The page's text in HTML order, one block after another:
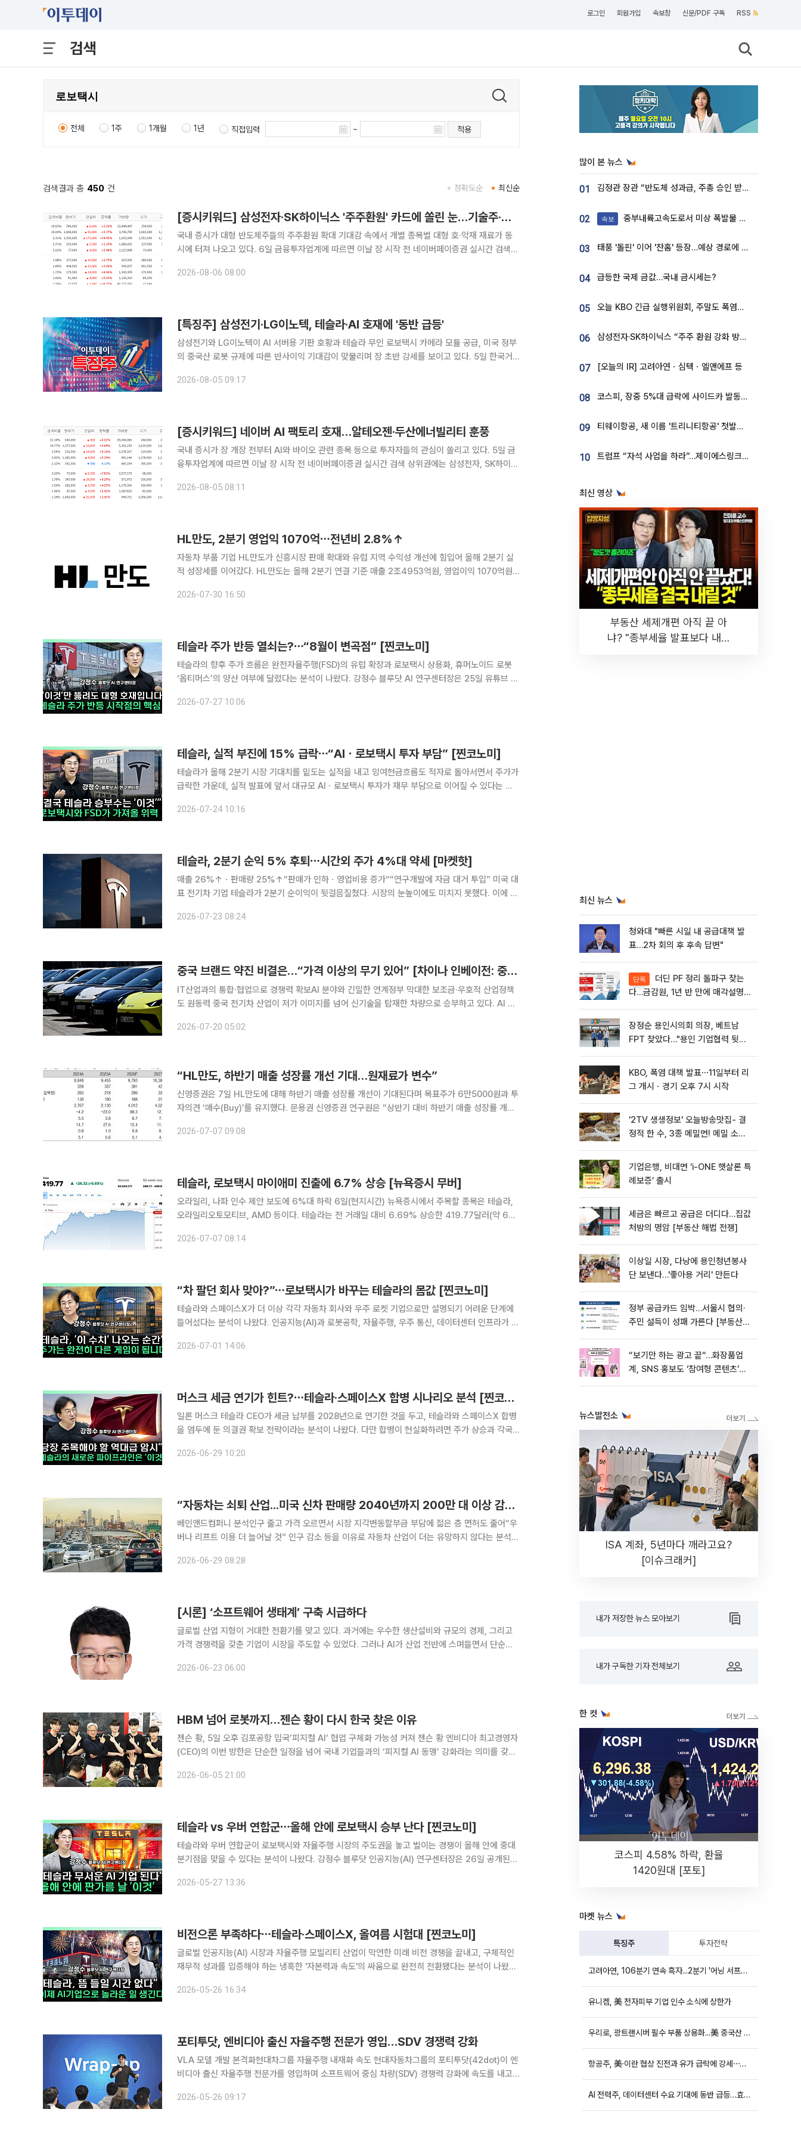
로그인 회원가입 속보창 신문/PDF 구독 RSS
검색
전체 1주 1개월 1년 직접입력 ~ 적용
검색결과 총 450 건 최신순
정확도순
[증시키워드] 삼성전자·SK하이닉스 '주주환원' 카드에 쏠린 눈…기술주·자동차엔 호악재 교차
국내 증시가 대형 반도체주들의 주주환원 확대 기대감 속에서 개별 종목별 대형 호·악재 재료가 동
시에 터져 나오고 있다. 6일 금융투자업계에 따르면 이날 장 시작 전 네이버페이증권 실시간 검색
렸다. 특히 국내 반도체 양대 산맥인 삼성전자(19.63%)와
2026-08-06 08:00
[특징주] 삼성전기·LG이노텍, 테슬라·AI 호재에 '동반 급등'
삼성전기와 LG이노텍이 AI 서버용 기판 호황과 테슬라 무인 로보택시 카메라 모듈 공급, 미국 정부
의 중국산 로봇 규제에 따른 반사이익 기대감이 맞물리며 장 초반 강세를 보이고 있다. 5일 한국거
이노텍은 15.05% 오른 60만4000원에 거래되고
2026-08-05 09:17
[증시키워드] 네이버 AI 팩토리 호재…알테오젠·두산에너빌리티 훈풍
국내 증시가 장 개장 전부터 AI와 바이오 관련 종목 등으로 투자자들의 관심이 쏠리고 있다. 5일 금
융투자업계에 따르면 이날 장 시작 전 네이버페이증권 실시간 검색 상위권에는 삼성전자, SK하이닉
성전자와 SK하이닉스는 장중 극심한 변동성을 딛고 막판 반
2026-08-05 08:11
HL만도, 2분기 영업익 1070억⋯전년비 2.8%↑
자동차 부품 기업 HL만도가 신흥시장 판매 확대와 유럽 지역 수익성 개선에 힘입어 올해 2분기 실
적 성장세를 이어갔다. HL만도는 올해 2분기 연결 기준 매출 2조4953억원, 영업이익 1070억원
를 기록했다. 회사는 반도체와 원자재 가격 상승 등
2026-07-30 16:50
테슬라 주가 반등 열쇠는?⋯“8월이 변곡점” [찐코노미]
테슬라의 향후 주가 흐름은 완전자율주행(FSD)의 유럽 확장과 로보택시 상용화, 휴머노이드 로봇
‘옵티머스’의 양산 여부에 달렸다는 분석이 나왔다. 강정수 블루닷 AI 연구센터장은 25일 유튜브 채
투입한 막대한 자금이 실제 매출과 이익으로 연결될 수 있
2026-07-27 10:06
테슬라, 실적 부진에 15% 급락⋯“AIㆍ로보택시 투자 부담” [찐코노미]
테슬라가 올해 2분기 시장 기대치를 밑도는 실적을 내고 잉여현금흐름도 적자로 돌아서면서 주가가
급락한 가운데, 실적 발표에 앞서 대규모 AIㆍ로보택시 투자가 재무 부담으로 이어질 수 있다는 전
은지)에 출연해 “이번 테슬라 실적 발표에서는 단순한 매출과
2026-07-24 10:16
테슬라, 2분기 순익 5% 후퇴⋯시간외 주가 4%대 약세 [마켓핫]
매출 26%↑ㆍ판매량 25%↑“판매가 인하ㆍ영업비용 증가““연구개발에 자금 대거 투입” 미국 대
표 전기차 기업 테슬라가 2분기 순이익이 뒷걸음질쳤다. 시장의 눈높이에도 미치지 못했다. 이에 주
장마감 후 실적 공시를 통해 2분기 순이익이 11억1000만
2026-07-23 08:24
중국 브랜드 약진 비결은…“가격 이상의 무기 있어” [차이나 인베이전: 중국車, 세계시장 공략 가속화 ③]
IT산업과의 통합·협업으로 경쟁력 확보AI 분야와 긴밀한 연계정부 막대한 보조금·우호적 산업정책
도 원동력 중국 전기차 산업이 저가 이미지를 넘어 신기술을 탑재한 차량으로 승부하고 있다. AI 분
첨단 배터리 공급망을 활용해 글로벌 시장에서 한층 존재감을 키웠다는 평
2026-07-20 05:02
“HL만도, 하반기 매출 성장률 개선 기대…원재료가 변수”
신영증권은 7일 HL만도에 대해 하반기 매출 성장률 개선이 기대된다며 목표주가 6만5000원과 투
자의견 ‘매수(Buy)’를 유지했다. 문용권 신영증권 연구원은 “상반기 대비 하반기 매출 성장률 개선
장 부진과 현대차·기아 출고 감소는 부담 요인으로 꼽혔
2026-07-07 09:08
테슬라, 로보택시 마이애미 진출에 6.7% 상승 [뉴욕증시 무버]
오라일리, 나파 인수 제안 보도에 6%대 하락 6일(현지시간) 뉴욕증시에서 주목할 종목은 테슬라,
오라일리오토모티브, AMD 등이다. 테슬라는 전 거래일 대비 6.69% 상승한 419.77달러(약 64
2026-07-07 08:14
“차 팔던 회사 맞아?”⋯로보택시가 바꾸는 테슬라의 몸값 [찐코노미]
테슬라와 스페이스X가 더 이상 각각 자동차 회사와 우주 로켓 기업으로만 설명되기 어려운 단계에
들어섰다는 분석이 나왔다. 인공지능(AI)과 로봇공학, 자율주행, 우주 통신, 데이터센터 인프라가 맞
사는 30일 공개된 이투데이TV ‘찐코노미’(연출 이은지)에
2026-07-01 14:06
머스크 세금 연기가 힌트?⋯테슬라·스페이스X 합병 시나리오 분석 [찐코노미]
일론 머스크 테슬라 CEO가 세금 납부를 2028년으로 연기한 것을 두고, 테슬라와 스페이스X 합병
을 염두에 둔 의결권 확보 전략이라는 분석이 나왔다. 다만 합병이 현실화하려면 주가 상승과 각국
개된 이투데이TV 유튜브 채널 '찐코노미'(연출 이은지)에 출
2026-06-29 10:20
“자동차는 쇠퇴 산업...미국 신차 판매량 2040년까지 200만 대 이상 감소”
베인앤드컴퍼니 분석인구 줄고 가격 오르면서 시장 지각변동할부금 부담에 젊은 층 면허도 줄어“우
버나 리프트 이용 더 늘어날 것” 인구 감소 등을 이유로 자동차 산업이 더는 유망하지 않다는 분석이
지 미국 신차 판매량이 200만 대 이상 감소할 수 있다고 경고
2026-06-29 08:28
[시론] ‘소프트웨어 생태계’ 구축 시급하다
글로벌 산업 지형이 거대한 전환기를 맞고 있다. 과거에는 우수한 생산설비와 규모의 경제, 그리고
가격 경쟁력을 갖춘 기업이 시장을 주도할 수 있었다. 그러나 AI가 산업 전반에 스며들면서 단순한
다. 이제 경쟁의 중심은 제품 자체가 아니라 데이터를 얼마나 확보하고
2026-06-23 06:00
HBM 넘어 로봇까지…젠슨 황이 다시 한국 찾은 이유
젠슨 황, 5일 오후 김포공항 입국’피지컬 AI’ 협업 구체화 가능성 커져 젠슨 황 엔비디아 최고경영자
(CEO)의 이번 방한은 단순한 일정을 넘어 국내 기업들과의 ‘피지컬 AI 동맹’ 강화라는 의미를 갖는
면, 올해는 로봇과 자율주행, 스마트팩토리, 데이터센터
2026-06-05 21:00
테슬라 vs 우버 연합군⋯올해 안에 로보택시 승부 난다 [찐코노미]
테슬라와 우버 연합군이 로보택시와 자율주행 시장의 주도권을 놓고 벌이는 경쟁이 올해 안에 중대
분기점을 맞을 수 있다는 분석이 나왔다. 강정수 블루닷 인공지능(AI) 연구센터장은 26일 공개된
과 축적된 교통 데이터"라며 "우버는 직접 자율주행 기술을 개
2026-05-27 13:36
비전으론 부족하다⋯테슬라·스페이스X, 올여름 시험대 [찐코노미]
글로벌 인공지능(AI) 시장과 자율주행 모빌리티 산업이 막연한 미래 비전 경쟁을 끝내고, 구체적인
재무적 성과를 입증해야 하는 냉혹한 '자본력과 속도'의 싸움으로 완전히 전환됐다는 분석이 나왔다.
해 최근 글로벌 AI 시장 상황에 대해 "유례없는 자본
2026-05-26 16:34
포티투닷, 엔비디아 출신 자율주행 전문가 영입…SDV 경쟁력 강화
VLA 모델 개발 본격화현대차그룹 자율주행 내재화 속도 현대자동차그룹의 포티투닷(42dot)이 엔
비디아 출신 자율주행 전문가를 영입하며 소프트웨어 중심 차량(SDV) 경쟁력 강화에 속도를 내고
싣는 모습이다. 26일 완성차 업계에 따르면 포티투닷은 최근 컴퓨터
2026-05-26 09:17
많이 본 뉴스
01 김정관 장관 “반도체 성과급, 주총 승인 받도록”…상법·자본시장법 개정 시사
02 속보 중부내륙고속도로서 미상 폭발물 발견
03 태풍 '돌핀' 이어 '찬홈' 등장…예상 경로에 한국 '한숨'
04 급등한 국제 금값…국내 금시세는?
05 오늘 KBO 긴급 실행위원회, 주말도 폭염취소 될까
06 삼성전자·SK하이닉스 “주주 환원 강화 방안 마련”
07 [오늘의 IR] 고려아연ㆍ심텍ㆍ엘앤에프 등
08 코스피, 장중 5%대 급락에 사이드카 발동…삼성·SK 동반 폭락
09 티웨이항공, 새 이름 '트리니티항공' 첫발…SSC 전략 본격화
10 트럼프 “자석 사업을 하라”…제이에스링크, 비중국 영구자석 공급망 구축 속도
최신 영상
부동산 세제개편 아직 끝 아
냐? "종부세율 발표보다 내릴
최신 뉴스
청와대 "빠른 시일 내 공급대책 발
표…2차 회의 후 후속 답변"
단독
다…금감원, 1년 반 만에 매각설명회
장정순 용인시의회 의장, 베트남
FPT 찾았다…"용인 기업협력 뒷받
KBO, 폭염 대책 발표⋯11일부터 리
그 개시ㆍ경기 오후 7시 시작
'2TV 생생정보' 오늘방송맛집- 결
정적 한 수, 3종 메밀면! 메밀 소바
기업은행, 비대면 ‘i-ONE 햇살론 특
례보증’ 출시
세금은 빠르고 공급은 더디다…집값
처방의 명암 [부동산 해법 전쟁]
이상일 시장, 다낭에 용인청년봉사
단 보낸다…'좋아용 거리' 만든다
정부 공급카드 임박…서울시 협의·
주민 설득이 성패 가른다 [부동산
“보기만 하는 광고 끝“…화장품업
계, SNS 홍보도 ‘참여형 콘텐츠’로
뉴스발전소
ISA 계좌, 5년마다 깨라고요?
[이슈크래커]
내가 저장한 뉴스 모아보기
내가 구독한 기자 전체보기
한 컷
코스피 4.58% 하락, 환율
1420원대 [포토]
마켓 뉴스
특징주 투자전략
고려아연, 106분기 연속 흑자...2분기 '어닝 서프라이즈'에 장 초반 12%대 강세
유니켐, 美 전자피부 기업 인수 소식에 상한가
우리로, 광트랜시버 필수 부품 상용화...美 중국산 퇴출 추진에 상승세
항공주, 美·이란 협상 진전과 유가 급락에 강세⋯한진칼 8%↑
AI 전력주, 데이터센터 수요 기대에 동반 급등…효성중공업 10%↑